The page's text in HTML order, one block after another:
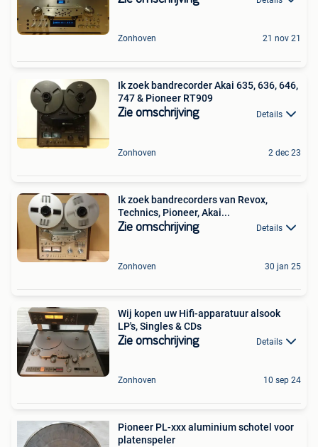
Zonhoven 21 nov 21
Ik zoek bandrecorder Akai 635, 636, 646,
747 & Pioneer RT909
Zie omschrijving Details
Zonhoven 2 dec 23
Ik zoek bandrecorders van Revox,
Technics, Pioneer, Akai...
Zie omschrijving Details
Zonhoven 30 jan 25
Wij kopen uw Hifi-apparatuur alsook
LP's, Singles & CDs
Zie omschrijving Details
Zonhoven 10 sep 24
Pioneer PL-xxx aluminium schotel voor
platenspeler